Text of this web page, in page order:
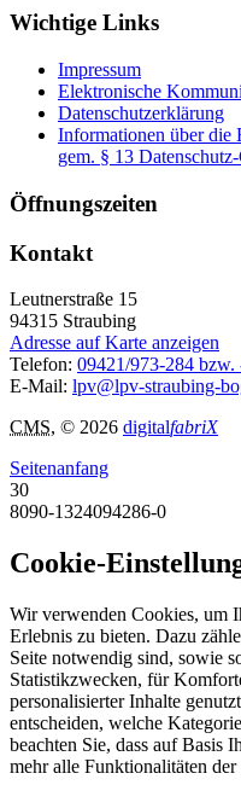
Wichtige Links
Impressum
Elektronische
Datenschutzerklärung
Informationen über die
gem. § 13
Öffnungszeiten
Kontakt
Leutnerstraße 15
94315 Straubing
Adresse auf Karte anzeigen
Telefon: 09421/973-284 bzw.
E-Mail: lpv@lpv-straubing-
CMS, © 2026 digitalfabriX
Seitenanfang
30
8090-1324094286-0
Cookie-
Wir verwenden Cookies, um
Erlebnis zu bieten. Dazu
Seite notwendig sind, sowie
Statistikzwecken, für
personalisierter Inhalte
entscheiden, welche
beachten Sie, dass auf Basis
mehr alle Funktionalitäten